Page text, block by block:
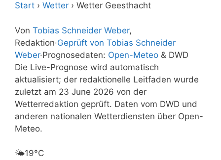
Start › Wetter › Wetter Geesthacht
Von Tobias Schneider Weber,
Redaktion·Geprüft von Tobias Schneider
Weber·Prognosedaten: Open-Meteo & DWD
Die Live-Prognose wird automatisch
aktualisiert; der redaktionelle Leitfaden wurde
zuletzt am 23 June 2026 von der
Wetterredaktion geprüft. Daten vom DWD und
anderen nationalen Wetterdiensten über Open-
Meteo.
🌤️19°C